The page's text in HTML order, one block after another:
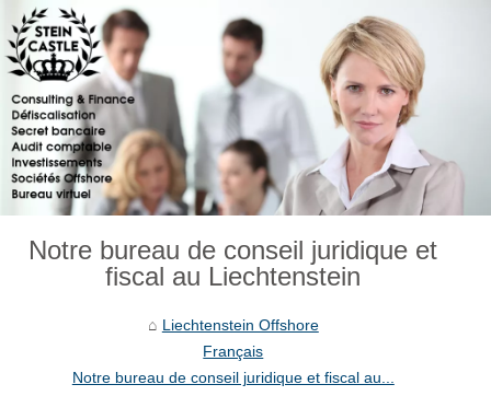
Notre bureau de conseil juridique et
fiscal au Liechtenstein
Liechtenstein Offshore
Français
Notre bureau de conseil juridique et fiscal au...